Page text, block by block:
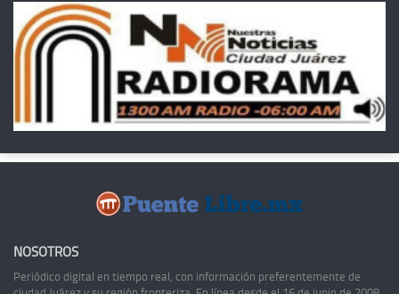
NOSOTROS
Periódico digital en tiempo real, con información preferentemente de